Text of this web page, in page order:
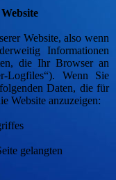
Website, also wenn
Informationen
die Ihr Browser an
Logfiles“). Wenn Sie
Daten, die für
Website anzuzeigen:
gelangten